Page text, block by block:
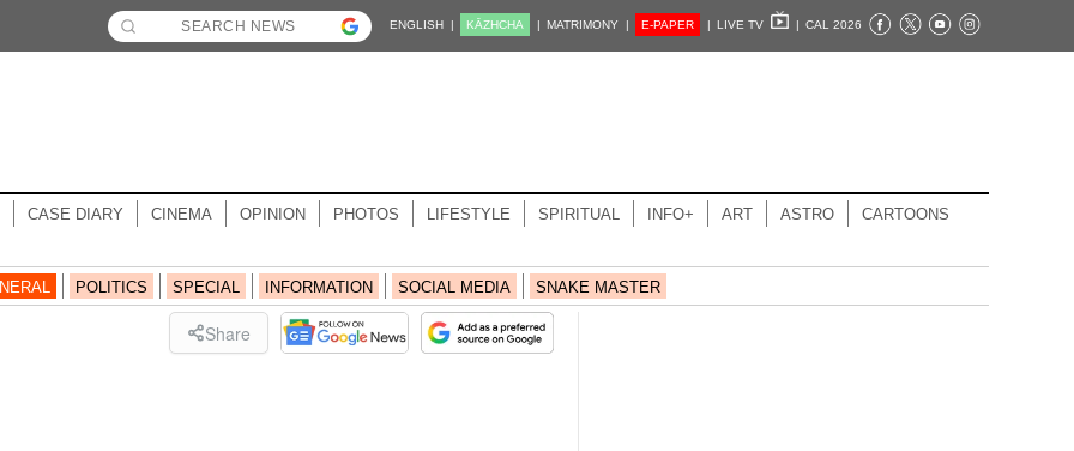
ENGLISH | KĀZHCHA | MATRIMONY | E-PAPER | LIVE TV | CAL 2026
CASE DIARY CINEMA OPINION PHOTOS LIFESTYLE SPIRITUAL INFO+ ART ASTRO CARTOONS
POLITICS SPECIAL INFORMATION SOCIAL MEDIA SNAKE MASTER
Share